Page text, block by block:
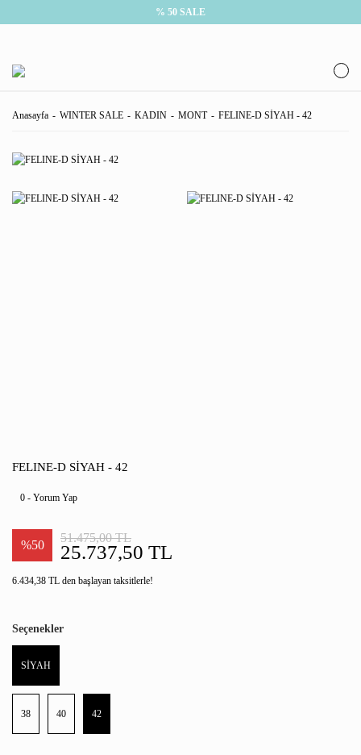
% 50 SALE
Anasayfa WINTER SALE KADIN MONT FELINE-D SİYAH - 42
FELINE-D SİYAH - 42
0 - Yorum Yap
%50 25.737,50 TL
51.475,00 TL
6.434,38 TL den başlayan taksitlerle!
Seçenekler
SİYAH
38 40 42